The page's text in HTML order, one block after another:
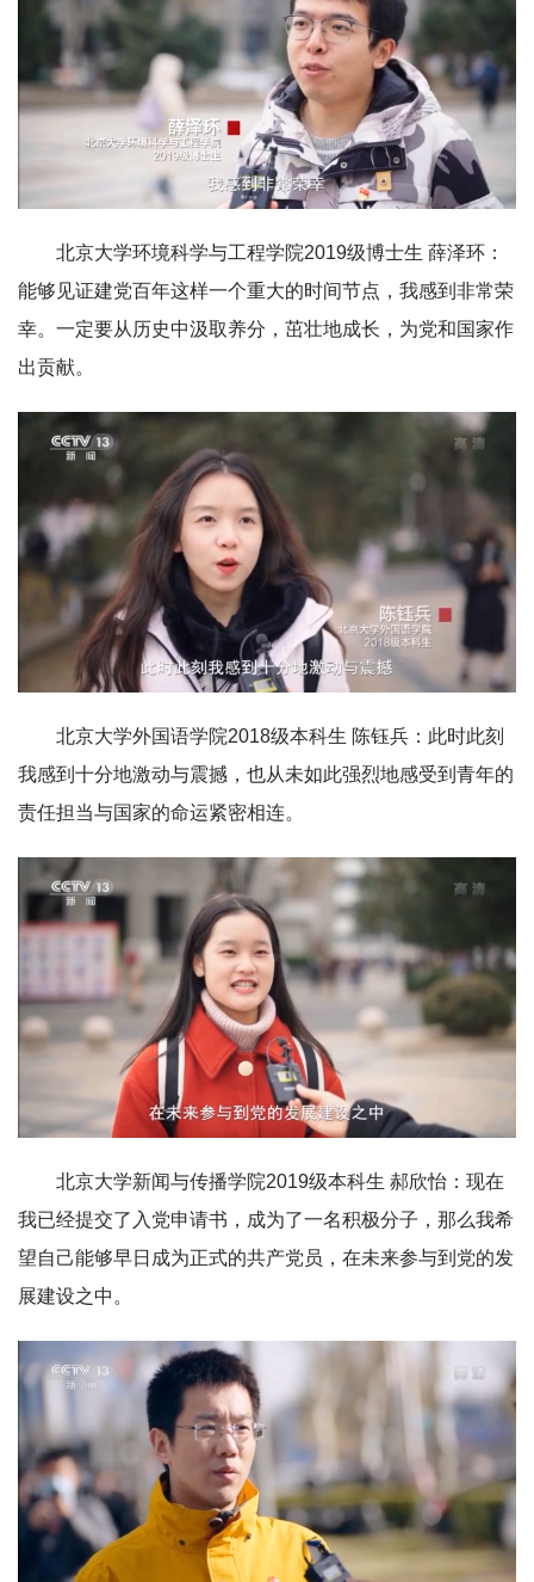
北京大学环境科学与工程学院2019级博士生 薛泽环：
能够见证建党百年这样一个重大的时间节点，我感到非常荣
幸。一定要从历史中汲取养分，茁壮地成长，为党和国家作
出贡献。
北京大学外国语学院2018级本科生 陈钰兵：此时此刻
我感到十分地激动与震撼，也从未如此强烈地感受到青年的
责任担当与国家的命运紧密相连。
北京大学新闻与传播学院2019级本科生 郝欣怡：现在
我已经提交了入党申请书，成为了一名积极分子，那么我希
望自己能够早日成为正式的共产党员，在未来参与到党的发
展建设之中。